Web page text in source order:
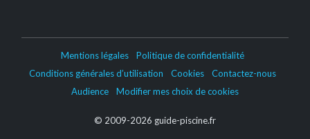
Mentions légales
Politique de confidentialité
Conditions générales d’utilisation
Cookies
Contactez-nous
Audience
Modifier mes choix de cookies
© 2009-2026 guide-piscine.fr